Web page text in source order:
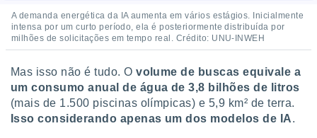
A demanda energética da IA aumenta em vários estágios. Inicialmente
intensa por um curto período, ela é posteriormente distribuída por
milhões de solicitações em tempo real. Crédito: UNU-INWEH
Mas isso não é tudo. Ovolume de buscas equivale a
um consumo anual de água de 3,8 bilhões de litros
(mais de 1.500 piscinas olímpicas) e 5,9 km² de terra.
Isso considerando apenas um dos modelos de IA.